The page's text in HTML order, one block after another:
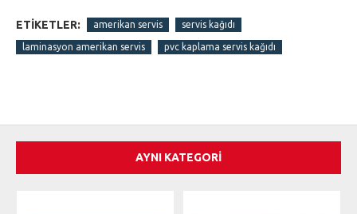
ETIKETLER: amerikan servis servis kağıdı
laminasyon amerikan servis pvc kaplama servis kağıdı
AYNI KATEGORI